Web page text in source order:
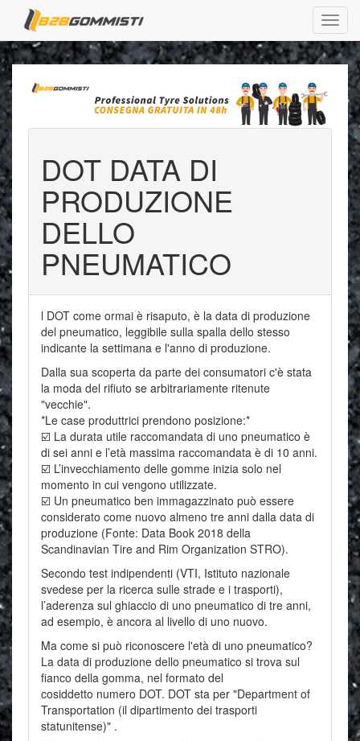
DOT DATA DI
PRODUZIONE
DELLO
PNEUMATICO
l DOT come ormai è risaputo, è la data di produzione
del pneumatico, leggibile sulla spalla dello stesso
indicante la settimana e l'anno di produzione.
Dalla sua scoperta da parte dei consumatori c'è stata
la moda del rifiuto se arbitrariamente ritenute
"vecchie".
*Le case produttrici prendono posizione:*
☑️ La durata utile raccomandata di uno pneumatico è
di sei anni e l’età massima raccomandata è di 10 anni.
☑️ L’invecchiamento delle gomme inizia solo nel
momento in cui vengono utilizzate.
☑️ Un pneumatico ben immagazzinato può essere
considerato come nuovo almeno tre anni dalla data di
produzione (Fonte: Data Book 2018 della
Scandinavian Tire and Rim Organization STRO).
Secondo test indipendenti (VTI, Istituto nazionale
svedese per la ricerca sulle strade e i trasporti),
l’aderenza sul ghiaccio di uno pneumatico di tre anni,
ad esempio, è ancora al livello di uno nuovo.
Ma come si può riconoscere l'età di uno pneumatico?
La data di produzione dello pneumatico si trova sul
fianco della gomma, nel formato del
cosiddetto numero DOT. DOT sta per "Department of
Transportation (il dipartimento dei trasporti
statunitense)" .